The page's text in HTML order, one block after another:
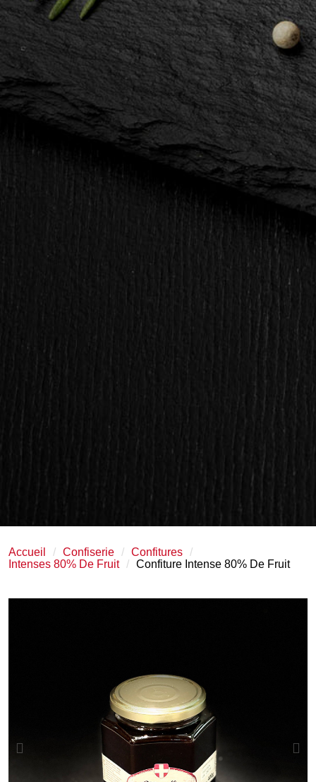
Accueil Confiserie
Confitures
Intenses 80% De Fruit
Confiture Intense 80% De Fruit